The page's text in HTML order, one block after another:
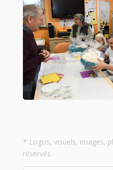
* Logos, visuels, images,
réservés